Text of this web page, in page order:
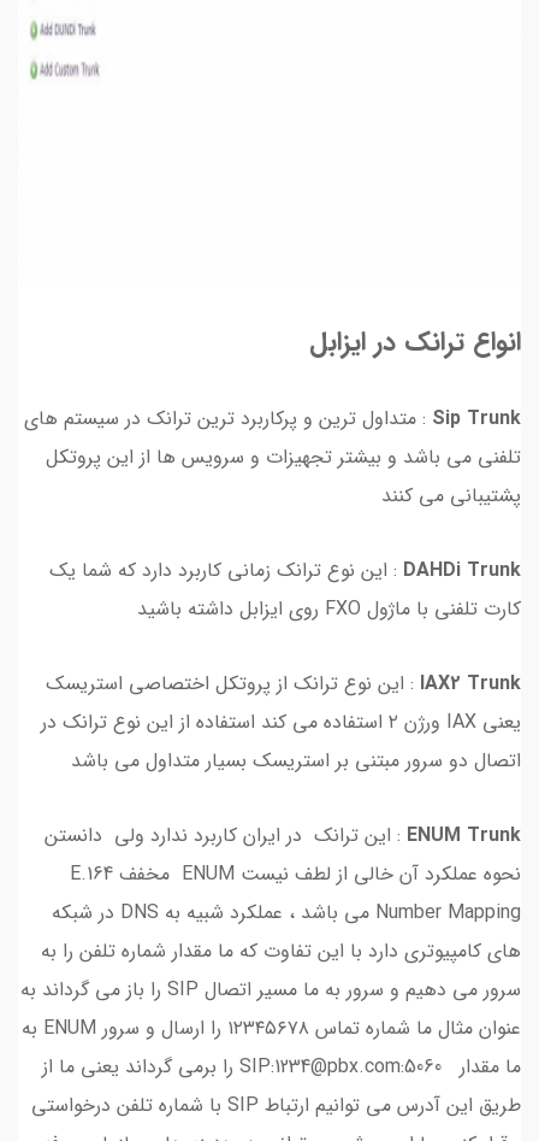
انواع ترانک در ایزابل
Sip Trunk : متداول ترین و پرکاربرد ترین ترانک در سیستم های
تلفنی می باشد و بیشتر تجهیزات و سرویس ها از این پروتکل
پشتیبانی می کنند
DAHDi Trunk : این نوع ترانک زمانی کاربرد دارد که شما یک
کارت تلفنی با ماژول FXO روی ایزابل داشته باشید
IAX2 Trunk : این نوع ترانک از پروتکل اختصاصی استریسک
یعنی IAX ورژن ۲ استفاده می کند استفاده از این نوع ترانک در
اتصال دو سرور مبتنی بر استریسک بسیار متداول می باشد
ENUM Trunk : این ترانک در ایران کاربرد ندارد ولی دانستن
نحوه عملکرد آن خالی از لطف نیست ENUM مخفف E.164
Number Mapping می باشد ، عملکرد شبیه به DNS در شبکه
های کامپیوتری دارد با این تفاوت که ما مقدار شماره تلفن را به
سرور می دهیم و سرور به ما مسیر اتصال SIP را باز می گرداند به
عنوان مثال ما شماره تماس ۱۲۳۴۵۶۷۸ را ارسال و سرور ENUM به
ما مقدار SIP:1234@pbx.com:5060 را برمی گرداند یعنی ما از
طریق این آدرس می توانیم ارتباط SIP با شماره تلفن درخواستی